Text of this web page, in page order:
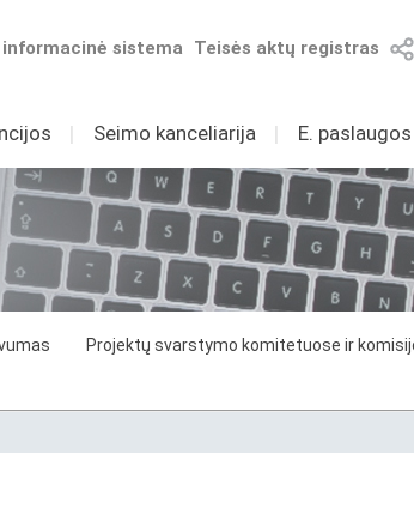
Teisės aktų registras
sistema
I Seimo kanceliarija I E.
Projektų svarstymo komitetuose ir